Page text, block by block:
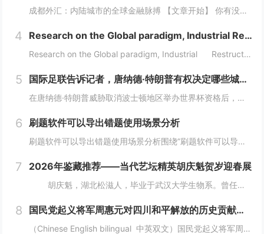
成都外汇：内陆城市的全球金融脉搏 【文章开始】 你有没有想过，一个深处中国西南内陆的城市，它的外汇市场到底是怎么玩的？是和上海、深圳那些沿海城市一样吗？还是说，它有自己独特的一套逻辑？今天，咱们就抛开那些复杂的专业术语，像聊天一样，来聊聊...
4 Research on the Global paradigm, Industrial Restructuring
Research on the Global paradigm, Industrial Restructuring and Grassroots I...
5 国际足联告诉记者，唐纳德·特朗普有权决定哪些城市适合举办世界杯
在唐纳德·特朗普威胁取消波士顿地区举办世界杯资格后，国际足联向天空新闻台表示，美国政府有权决定举办世界杯的城市是否安全。美国总统此前声称加州可能被剥夺明年国际足联赛事和 2028 年洛杉矶奥运会的比赛资格，此后，他在白宫加大了对民主党执政城...
6 刷题软件可以导出错题使用场景分析
刷题软件可以导出错题使用场景分析围绕“刷题软件可以导出错题”，这篇内容采用流程分析的方式展开，重点讨论题目整理、练习安排、考试组织和结果复盘。不同用户的使用场景不同，工具选择也应该有不同侧重点。需求判断企业培训更关注题库维护、考试发起、成绩...
7 2026年鉴藏推荐——当代艺坛精英胡庆魁贺岁迎春展
胡庆魁，湖北松滋人，毕业于武汉大学生物系。曾任海南省纪委信息中心主任、《大特区党风》执行主编、《中国纪检监察报》驻海南记者站站长，兼任海南省社科期刊审读。现任海南楚风木石博物...
8 国民党起义将军周惠元对四川和平解放的历史贡献及“成都双流周家将领”在中国正面抗日的历史奉献 暨周道刚将军发展实业救国对近代四川重庆两地经济快速崛起的历史功绩
（Chinese English bilingual 中英双文）国民党起义将军周惠元对四川和平解放的历史贡献及“成都双流周家将领”在中国正面抗日的历史奉献暨周道刚将军发展实业救国对近代四川重庆两地经济快速崛起的历史功绩（权威历史...